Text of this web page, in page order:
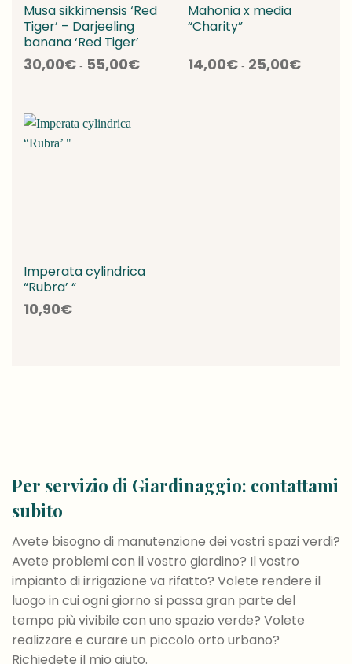
Musa sikkimensis ‘Red
Tiger’ – Darjeeling
banana ‘Red Tiger’
30,00€ - 55,00€di
Mahonia x media
“Charity”
14,00€ - 25,00€di
Imperata cylindrica
“Rubra’ “
10,90€
Per servizio di Giardinaggio: contattami
subito
Avete bisogno di manutenzione dei vostri spazi verdi?
Avete problemi con il vostro giardino? Il vostro
impianto di irrigazione va rifatto? Volete rendere il
luogo in cui ogni giorno si passa gran parte del
tempo più vivibile con uno spazio verde? Volete
realizzare e curare un piccolo orto urbano?
Richiedete il mio aiuto.